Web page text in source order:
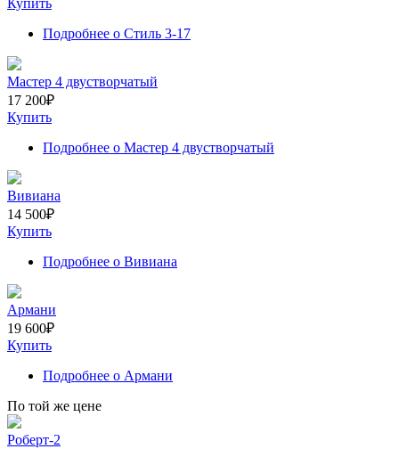
Подробнее о Стиль 3-17
Мастер 4 двустворчатый
17 200₽
Купить
Подробнее о Мастер 4 двустворчатый
Вивиана
14 500₽
Купить
Подробнее о Вивиана
Армани
19 600₽
Купить
Подробнее о Армани
По той же цене
Роберт-2